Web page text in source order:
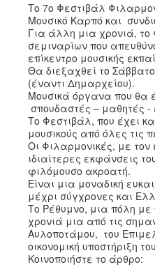
Το 7ο Φεστιβάλ
Μουσικό Καρπό και
Για άλλη μια χρονιά,
σεμιναρίων που
επίκεντρο μουσικής
Θα διεξαχθεί το
(έναντι Δημαρχείου).
Μουσικά όργανα που θα
σπουδαστές – μαθητές
Το Φεστιβάλ, που έχει
μουσικούς από όλες τις
Οι Φιλαρμονικές, με τον
ιδιαίτερες εκφάνσεις
φιλόμουσο ακροατή.
Είναι μια μοναδική
μέχρι σύγχρονες και
Το Ρέθυμνο, μια πόλη με
χρονιά μια από τις
Αυλοποτάμου, του
οικονομική υποστήριξη
Κοινοποιήστε το άρθρο: